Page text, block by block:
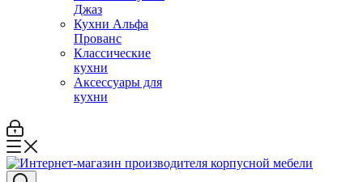
Джаз
Кухни Альфа
Прованс
Классические
кухни
Аксессуары для
кухни